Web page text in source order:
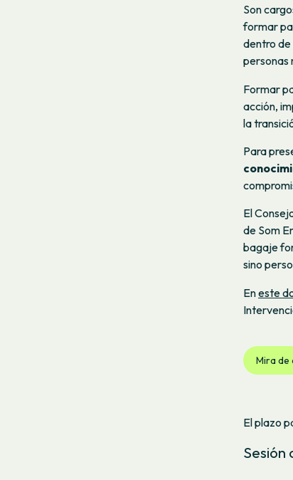
Son
formar
dentro de
personas
Formar
acción,
la
Para
El
de Som
bagaje
sino
Eneste
Mira de
El plazo
Sesión